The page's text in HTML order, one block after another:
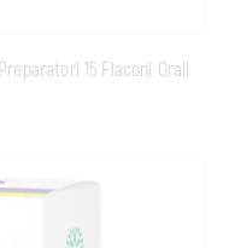
15 Flaconi Orali